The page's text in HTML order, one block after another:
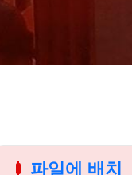
파일에 배치